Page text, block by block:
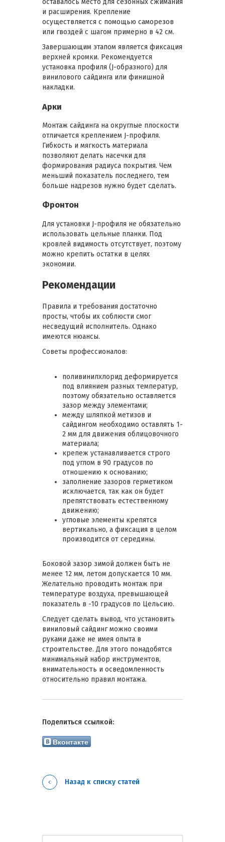
оставалось место для сезонных сжимания
и расширения. Крепление
осуществляется с помощью саморезов
или гвоздей с шагом примерно в 42 см.
Завершающим этапом является фиксация
верхней кромки. Рекомендуется
установка профиля (J-образного) для
винилового сайдинга или финишной
накладки.
Арки
Монтаж сайдинга на округлые плоскости
отличается креплением J-профиля.
Гибкость и мягкость материала
позволяют делать насечки для
формирования радиуса покрытия. Чем
меньший показатель последнего, тем
больше надрезов нужно будет сделать.
Фронтон
Для установки J-профиля не обязательно
использовать цельные планки. Под
кровлей видимость отсутствует, поэтому
можно крепить остатки в целях
экономии.
Рекомендации
Правила и требования достаточно
просты, чтобы их соблюсти смог
несведущий исполнитель. Однако
имеются нюансы.
Советы профессионалов:
поливинилхлорид деформируется
под влиянием разных температур,
поэтому обязательно оставляется
зазор между элементами;
между шляпкой метизов и
сайдингом необходимо оставлять 1-
2 мм для движения облицовочного
материала;
крепеж устанавливается строго
под углом в 90 градусов по
отношению к основанию;
заполнение зазоров герметиком
исключается, так как он будет
препятствовать естественному
движению;
угловые элементы крепятся
вертикально, а фиксация в целом
производится от середины.
Боковой зазор зимой должен быть не
менее 12 мм, летом допускается 10 мм.
Желательно проводить монтаж при
температуре воздуха, превышающей
показатель в -10 градусов по Цельсию.
Следует сделать вывод, что установить
виниловый сайдинг можно своими
руками даже не имея опыта в
строительстве. Для этого понадобятся
минимальный набор инструментов,
внимательность и осведомленность
относительно правил монтажа.
Назад к списку статей
Вконтакте
Поделиться ссылкой: